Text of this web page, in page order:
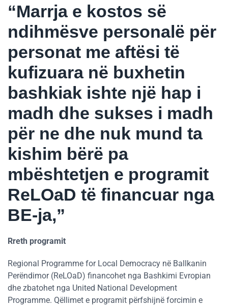
“Marrja e kostos së
ndihmësve personalë për
personat me aftësi të
kufizuara në buxhetin
bashkiak ishte një hap i
madh dhe sukses i madh
për ne dhe nuk mund ta
kishim bërë pa
mbështetjen e programit
ReLOaD të financuar nga
BE-ja,”
Rreth programit
Regional Programme for Local Democracy në Ballkanin
Perëndimor (ReLOaD) financohet nga Bashkimi Evropian
dhe zbatohet nga United National Development
Programme. Qëllimet e programit përfshijnë forcimin e